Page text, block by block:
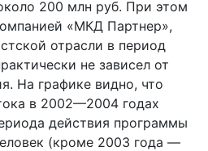
200 млн руб. При этом
«МКД Партнер»,
отрасли в период
не зависел от
На графике видно, что
в 2002—2004 годах
действия программы
(кроме 2003 года —